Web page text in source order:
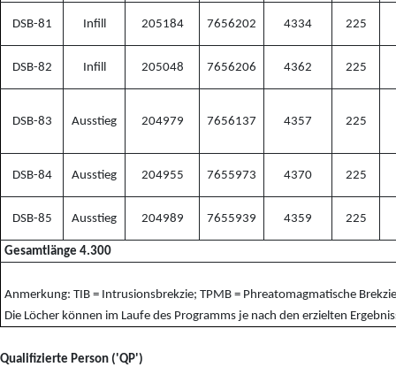
DSB-81 Infill 205184 7656202 4334 225
DSB-82 Infill 205048 7656206 4362 225
DSB-83 Ausstieg 204979 7656137 4357 225
DSB-84 Ausstieg 204955 7655973 4370 225
DSB-85 Ausstieg 204989 7655939 4359 225
Gesamtlänge 4.300
Anmerkung: TIB = Intrusionsbrekzie; TPMB = Phreatomagmatische
Die Löcher können im Laufe des Programms je nach den erzielten
Qualifizierte Person ('QP')